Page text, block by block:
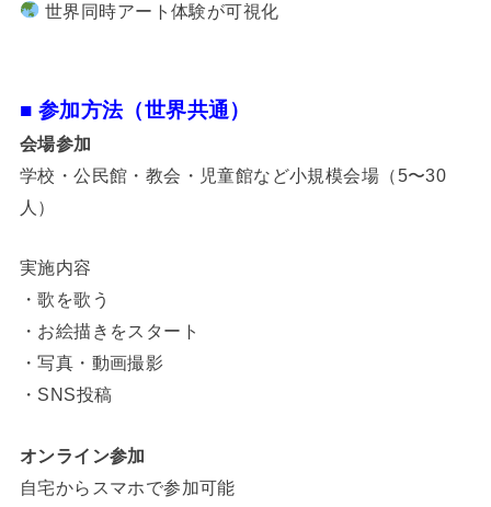
世界同時アート体験が可視化
■ 参加方法（世界共通）
会場参加
学校・公民館・教会・児童館など小規模会場（5〜30
人）
実施内容
・歌を歌う
・お絵描きをスタート
・写真・動画撮影
・SNS投稿
オンライン参加
自宅からスマホで参加可能